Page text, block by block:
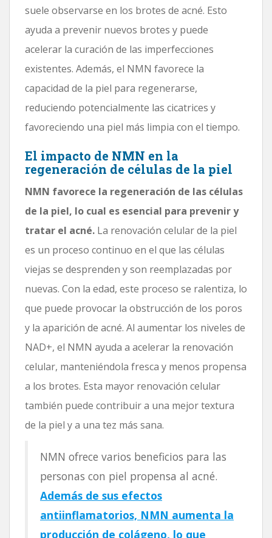
suele observarse en los brotes de acné. Esto
ayuda a prevenir nuevos brotes y puede
acelerar la curación de las imperfecciones
existentes. Además, el NMN favorece la
capacidad de la piel para regenerarse,
reduciendo potencialmente las cicatrices y
favoreciendo una piel más limpia con el tiempo.
El impacto de NMN en la
regeneración de células de la piel
NMN favorece la regeneración de las células
de la piel, lo cual es esencial para prevenir y
tratar el acné. La renovación celular de la piel
es un proceso continuo en el que las células
viejas se desprenden y son reemplazadas por
nuevas. Con la edad, este proceso se ralentiza, lo
que puede provocar la obstrucción de los poros
y la aparición de acné. Al aumentar los niveles de
NAD+, el NMN ayuda a acelerar la renovación
celular, manteniéndola fresca y menos propensa
a los brotes. Esta mayor renovación celular
también puede contribuir a una mejor textura
de la piel y a una tez más sana.
NMN ofrece varios beneficios para las
personas con piel propensa al acné.
Además de sus efectos
antiinflamatorios, NMN aumenta la
producción de colágeno, lo que